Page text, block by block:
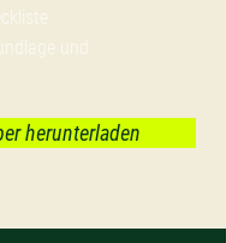
und
herunterladen